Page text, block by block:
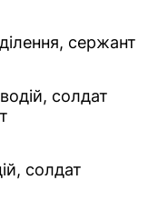
сержант
солдат
солдат